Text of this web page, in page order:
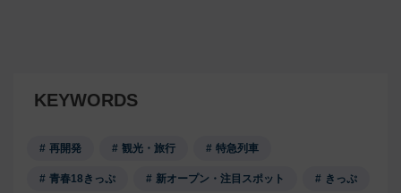
KEYWORDS
再開発 観光・旅行 特急列車
青春18きっぷ 新オープン・注目スポット きっぷ